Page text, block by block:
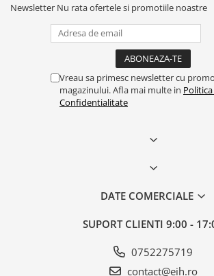
Newsletter Nu rata ofertele si promotiile noastre
Vreau sa primesc newsletter cu
magazinului. Afla mai multe in
Confidentialitate
DATE COMERCIALE
SUPORT CLIENTI 9:00 -
0752275719
contact@eih.ro